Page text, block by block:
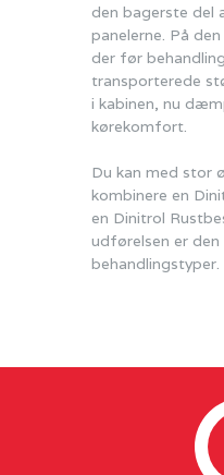
den bagerste del
panelerne. På
der før
transporterede
i kabinen, nu
kørekomfort.
Du kan med stor
kombinere en
en Dinitrol
udførelsen er
behandlingstyper.